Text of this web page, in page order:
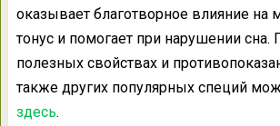
оказывает благотворное влияние
тонус и помогает при нарушении сна.
полезных свойствах и
также других популярных специй
здесь.